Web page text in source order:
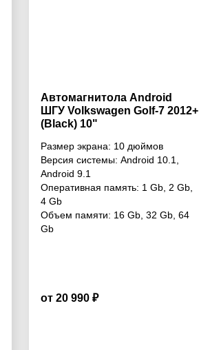
Автомагнитола Android
ШГУ Volkswagen Golf-7 2012+
(Black) 10"
Размер экрана: 10 дюймов
Версия системы: Android 10.1
Android 9.1
Оперативная память: 1 Gb 2 Gb
4 Gb
Объем памяти: 16 Gb 32 Gb 64
Gb
от 20 990 ₽